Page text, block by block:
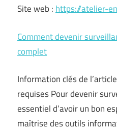
Site web :https://atelier-
Comment devenir
complet
Information clés de
requises Pour devenir
essentiel d’avoir un bon
maîtrise des outils